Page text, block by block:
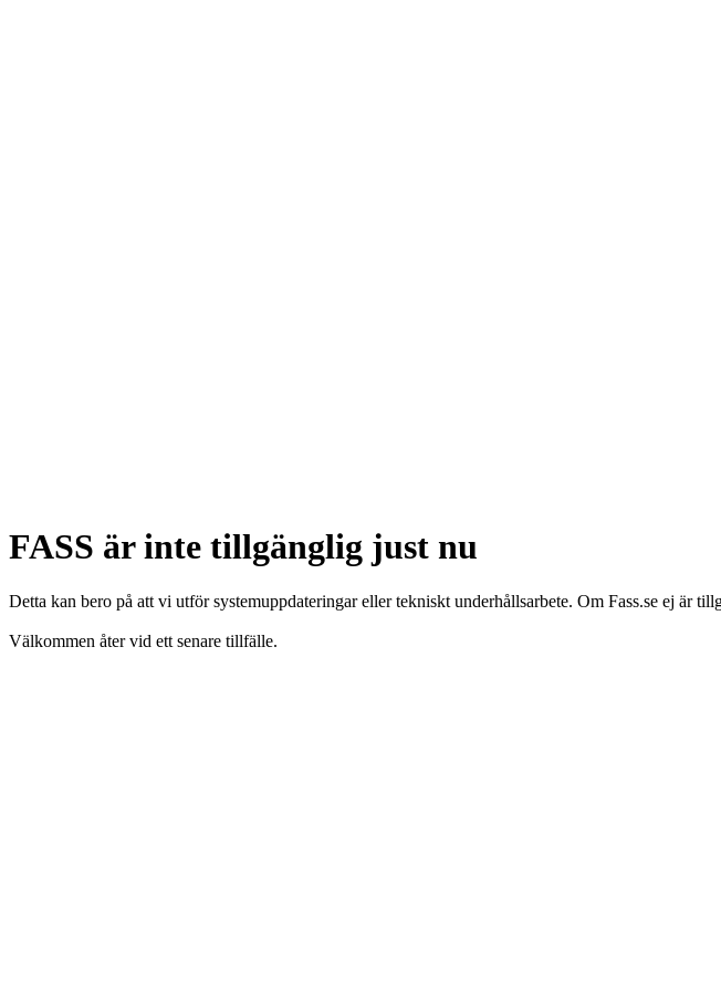
FASS är inte tillgänglig just nu
Detta kan bero på att vi utför systemuppdateringar eller tekniskt underhållsarbete. Om Fass.se ej är
Välkommen åter vid ett senare tillfälle.